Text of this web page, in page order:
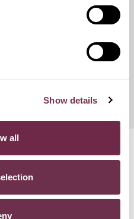
Show details
all